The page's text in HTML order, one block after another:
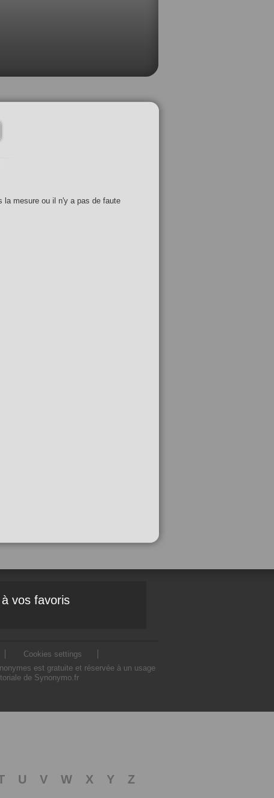
la mesure ou il n'y a pas de faute
vos favoris
Cookies settings
est gratuite et réservée à un usage
de Synonymo.fr
U V W X Y
Z